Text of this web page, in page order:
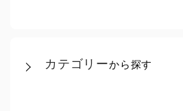
カテゴリーから探す